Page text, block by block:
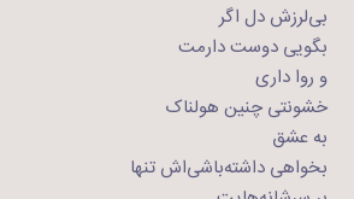
بی‌لرزش دل اگر
بگویی دوست دارمت
و روا داری
خشونتی چنین هولناک
به عشق
بخواهی داشته‌باشی‌اش تنها